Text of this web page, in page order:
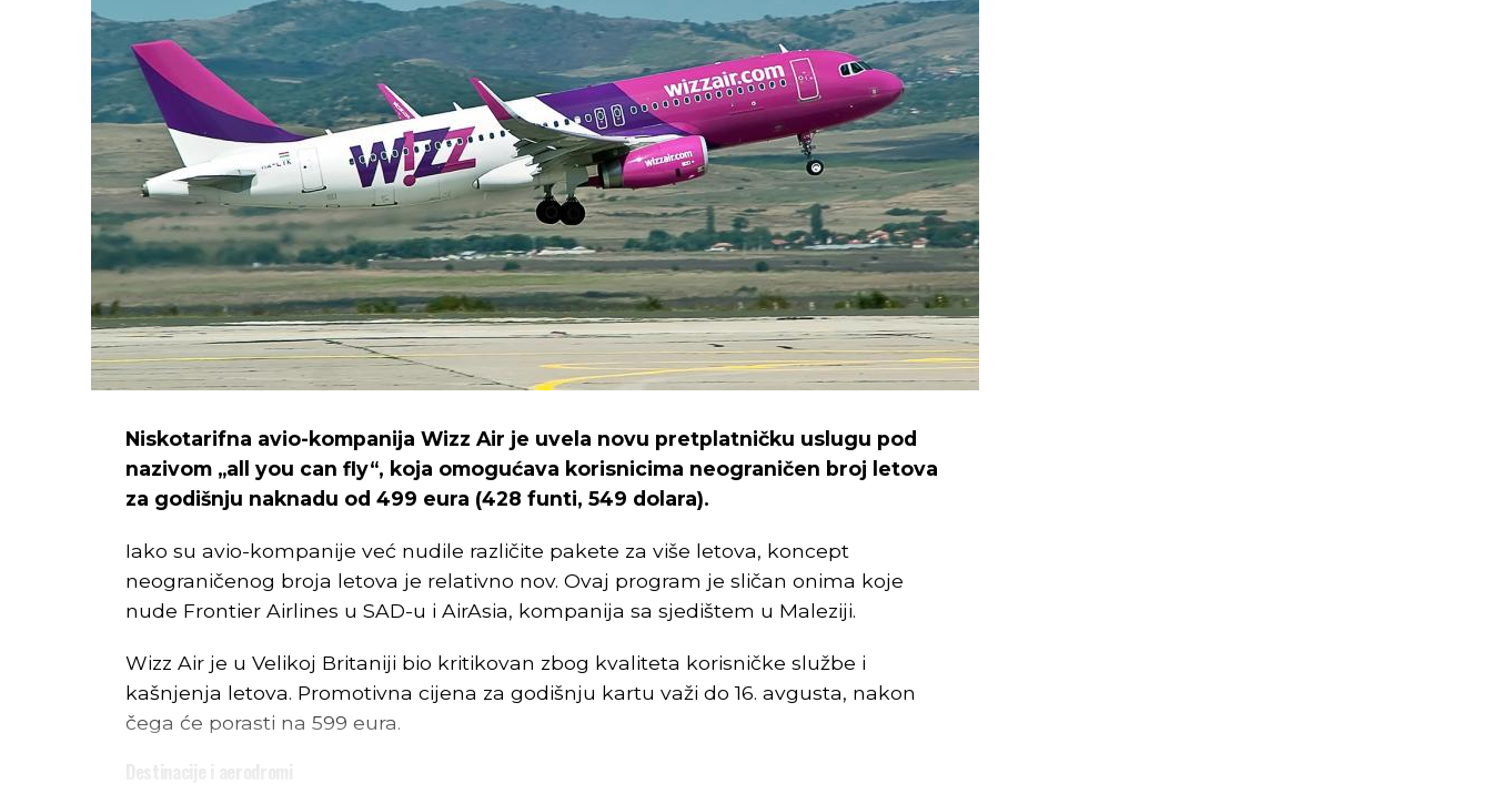
Niskotarifna avio-kompanija Wizz Air je uvela novu pretplatničku uslugu pod
nazivom „all you can fly“, koja omogućava korisnicima neograničen broj letova
za godišnju naknadu od 499 eura (428 funti, 549 dolara).
Iako su avio-kompanije već nudile različite pakete za više letova, koncept
neograničenog broja letova je relativno nov. Ovaj program je sličan onima koje
nude Frontier Airlines u SAD-u i AirAsia, kompanija sa sjedištem u Maleziji.
Wizz Air je u Velikoj Britaniji bio kritikovan zbog kvaliteta korisničke službe i
kašnjenja letova. Promotivna cijena za godišnju kartu važi do 16. avgusta, nakon
čega će porasti na 599 eura.